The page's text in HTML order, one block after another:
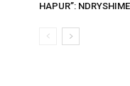
HAPUR”: